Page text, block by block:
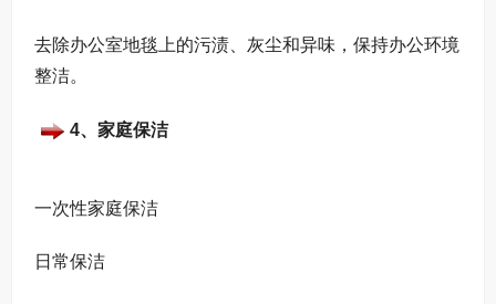
去除办公室地毯上的污渍、灰尘和异味，保持办公环境
整洁。
4、家庭保洁
一次性家庭保洁
日常保洁